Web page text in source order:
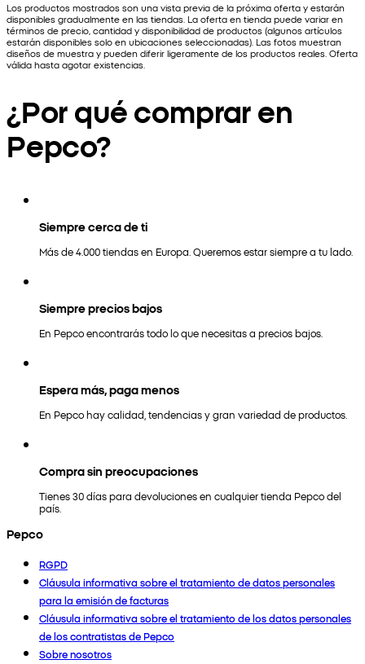
Los productos mostrados son una vista previa de la próxima oferta y estarán
disponibles gradualmente en las tiendas. La oferta en tienda puede variar en
términos de precio, cantidad y disponibilidad de productos (algunos artículos
estarán disponibles solo en ubicaciones seleccionadas). Las fotos muestran
diseños de muestra y pueden diferir ligeramente de los productos reales. Oferta
válida hasta agotar existencias.
¿Por qué comprar en
Pepco?
Siempre cerca de ti
Más de 4.000 tiendas en Europa. Queremos estar siempre a tu lado.
Siempre precios bajos
En Pepco encontrarás todo lo que necesitas a precios bajos.
Espera más, paga menos
En Pepco hay calidad, tendencias y gran variedad de productos.
Compra sin preocupaciones
Tienes 30 días para devoluciones en cualquier tienda Pepco del
país.
Pepco
RGPD
Cláusula informativa sobre el tratamiento de datos personales
para la emisión de facturas
Cláusula informativa sobre el tratamiento de los datos personales
de los contratistas de Pepco
Sobre nosotros